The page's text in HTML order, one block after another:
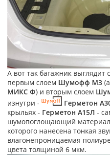
А вот так багажник выглядит
первым слоем Шумофф М3
МИКС Ф) и вторым слоем
изнутри -
Герметон
крыльях - Герметон А15Л -
шумопоглощающий
которого нанесена тонкая
влагонепроницаемая
цвета толщиной 6 мкм.